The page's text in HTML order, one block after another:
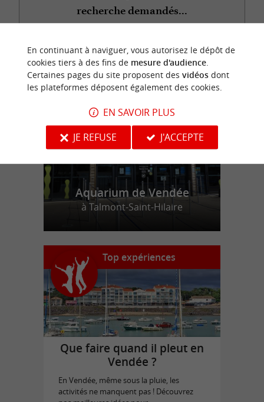
recherche demandés...
n
o
t
r
e
c
o
u
p
d
e
c
o
e
u
r
Aquarium de Vendée
à Talmont-Saint-Hilaire
Top expériences
Que faire quand il pleut en
Vendée ?
En Vendée, même sous la pluie, les
activités ne manquent pas ! Découvrez
En continuant à naviguer, vous autorisez le dépôt de
cookies tiers à des fins de mesure d'audience.
Certaines pages du site proposent des vidéosdont
les plateformes déposent également des cookies.
EN SAVOIR PLUS
JE REFUSE
J'ACCEPTE